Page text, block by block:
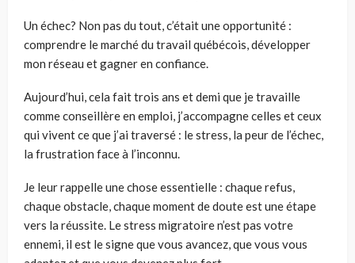
Un échec? Non pas du tout, c’était une opportunité :
comprendre le marché du travail québécois, développer
mon réseau et gagner en confiance.
Aujourd’hui, cela fait trois ans et demi que je travaille
comme conseillère en emploi, j’accompagne celles et ceux
qui vivent ce que j’ai traversé : le stress, la peur de l’échec,
la frustration face à l’inconnu.
Je leur rappelle une chose essentielle : chaque refus,
chaque obstacle, chaque moment de doute est une étape
vers la réussite. Le stress migratoire n’est pas votre
ennemi, il est le signe que vous avancez, que vous vous